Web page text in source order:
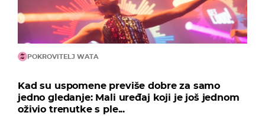
POKROVITELJ WATA
Kad su uspomene previše dobre za samo
jedno gledanje: Mali uređaj koji je još jednom
oživio trenutke s ple...